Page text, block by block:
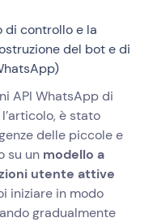
di controllo e la
del bot e di
API WhatsApp di
è stato
delle piccole e
su un modello a
utente attive
iniziare in modo
gradualmente